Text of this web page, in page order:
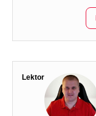
Lektor